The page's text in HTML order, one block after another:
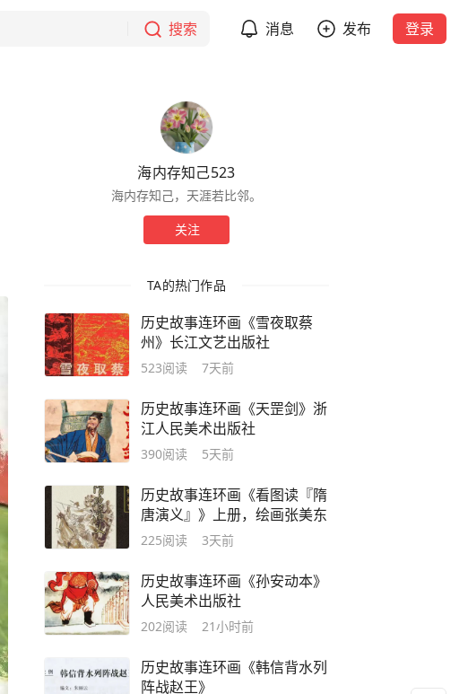
搜索 消息 发布 登录
海内存知己523
海内存知己，天涯若比邻。
关注
TA的热门作品
历史故事连环画《雪夜取蔡
州》长江文艺出版社
523阅读 7天前
历史故事连环画《天罡剑》浙
江人民美术出版社
390阅读 5天前
历史故事连环画《看图读『隋
唐演义』》上册，绘画张美东
225阅读 3天前
历史故事连环画《孙安动本》
人民美术出版社
202阅读 21小时前
历史故事连环画《韩信背水列
阵战赵王》